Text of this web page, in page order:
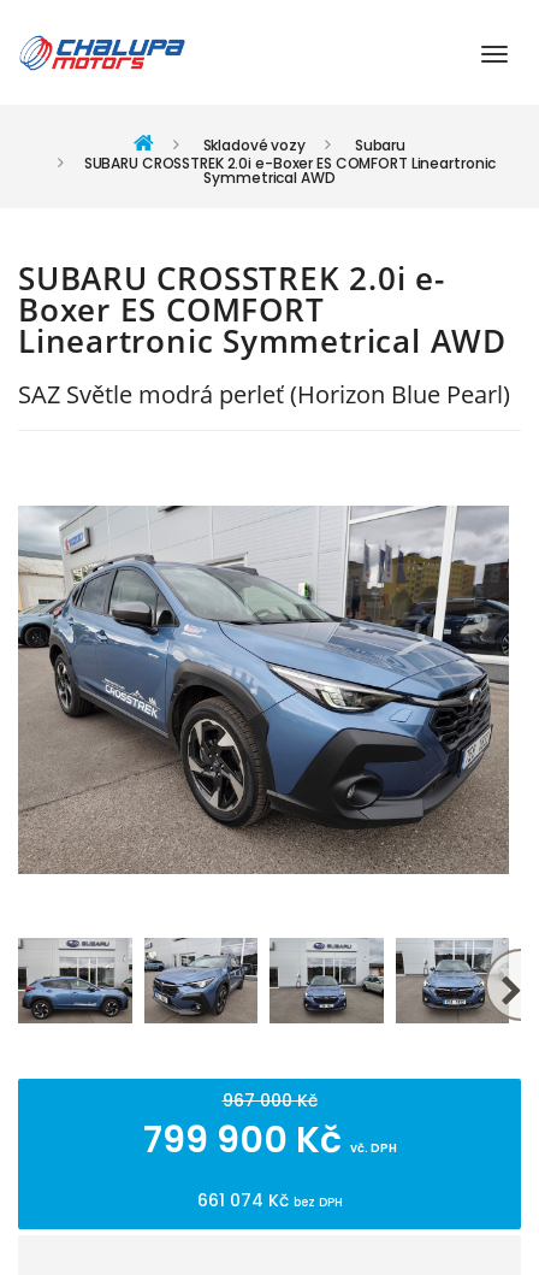
Skladové vozy
Subaru
SUBARU CROSSTREK 2.0i e-Boxer ES COMFORT Lineartronic
Symmetrical AWD
SUBARU CROSSTREK 2.0i e-
Boxer ES COMFORT
Lineartronic Symmetrical AWD
SAZ Světle modrá perleť (Horizon Blue Pearl)
967 000 Kč
799 900 Kč vč. DPH
661 074 Kč bez DPH